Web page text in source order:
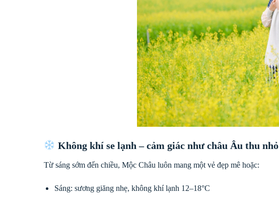
Không khí se lạnh – cảm giác như châu Âu thu nhỏ
Từ sáng sớm đến chiều, Mộc Châu luôn mang một vẻ đẹp mê hoặc:
Sáng: sương giăng nhẹ, không khí lạnh 12–18°C